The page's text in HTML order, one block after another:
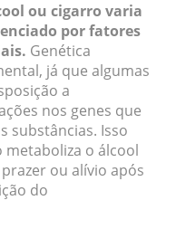
ou cigarro varia
por fatores
Genética
já que algumas
a
nos genes que
substâncias. Isso
o álcool
ou alívio após
do